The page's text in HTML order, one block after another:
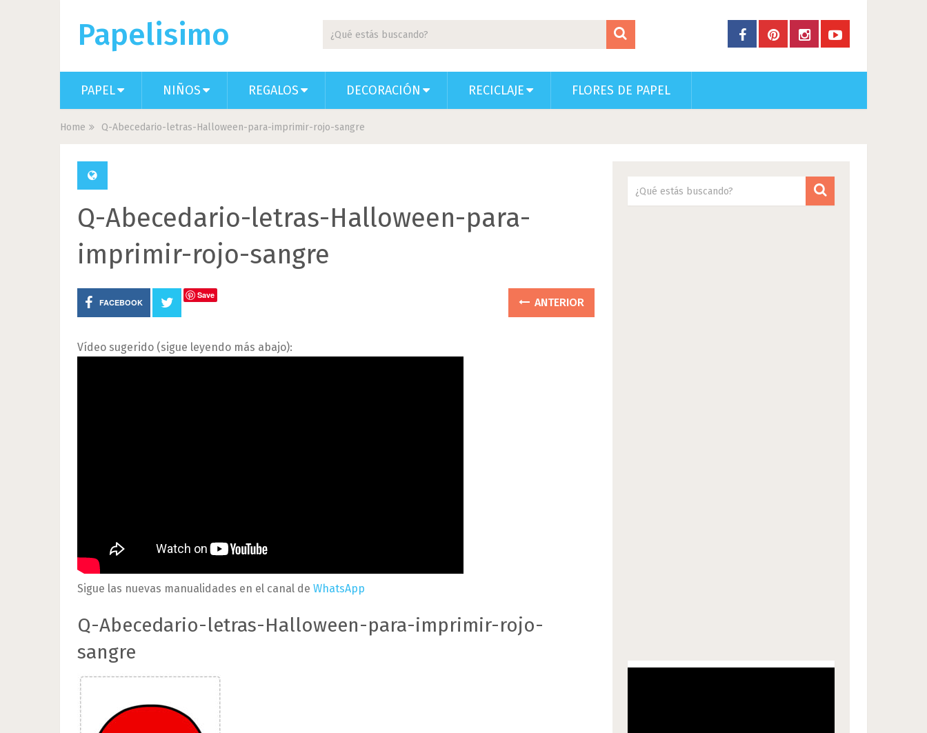
Papelisimo
PAPEL NIÑOS REGALOS DECORACIÓN RECICLAJE FLORES DE PAPEL
Home Q-Abecedario-letras-Halloween-para-imprimir-rojo-sangre
Q-Abecedario-letras-Halloween-para-
imprimir-rojo-sangre
FACEBOOK
Save
ANTERIOR
Vídeo sugerido (sigue leyendo más abajo):
Sigue las nuevas manualidades en el canal de WhatsApp
Q-Abecedario-letras-Halloween-para-imprimir-rojo-
sangre